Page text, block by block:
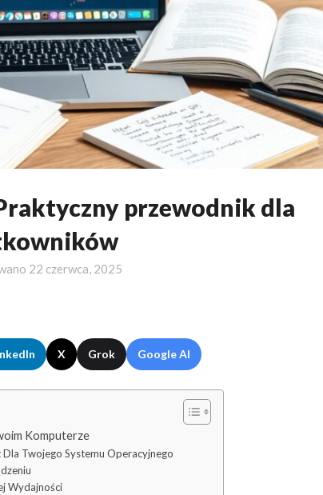
przewodnik dla
22 czerwca, 2025
X Grok Google AI
Komputerze
Twojego Systemu Operacyjnego
Wydajności